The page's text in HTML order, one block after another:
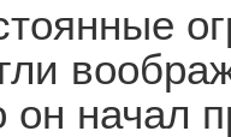
он начал